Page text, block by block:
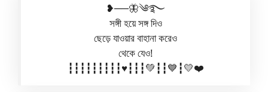
❥──🦋༄࿐
সঙ্গী হয়ে সঙ্গ দিও
ছেড়ে যাওয়ার বাহানা করেও
থেকে যেও!
┇┇┇┇┇┇┇┇┇♥️┇┇┇💚┇┇💙┇💛❤️